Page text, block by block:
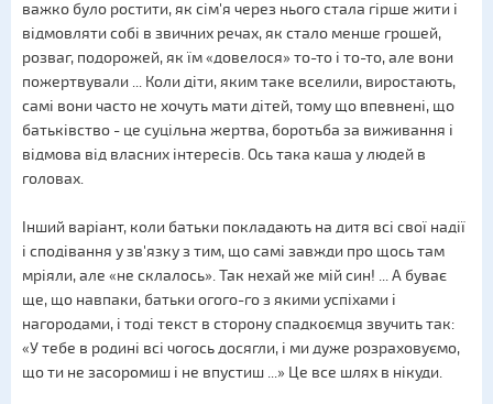
важко було ростити, як сім'я через нього стала гірше жити і
відмовляти собі в звичних речах, як стало менше грошей,
розваг, подорожей, як їм «довелося» то-то і то-то, але вони
пожертвували ... Коли діти, яким таке вселили, виростають,
самі вони часто не хочуть мати дітей, тому що впевнені, що
батьківство - це суцільна жертва, боротьба за виживання і
відмова від власних інтересів. Ось така каша у людей в
головах.
Інший варіант, коли батьки покладають на дитя всі свої надії
і сподівання у зв'язку з тим, що самі завжди про щось там
мріяли, але «не склалось». Так нехай же мій син! ... А буває
ще, що навпаки, батьки огого-го з якими успіхами і
нагородами, і тоді текст в сторону спадкоємця звучить так:
«У тебе в родині всі чогось досягли, і ми дуже розраховуємо,
що ти не засоромиш і не впустиш ...» Це все шлях в нікуди.